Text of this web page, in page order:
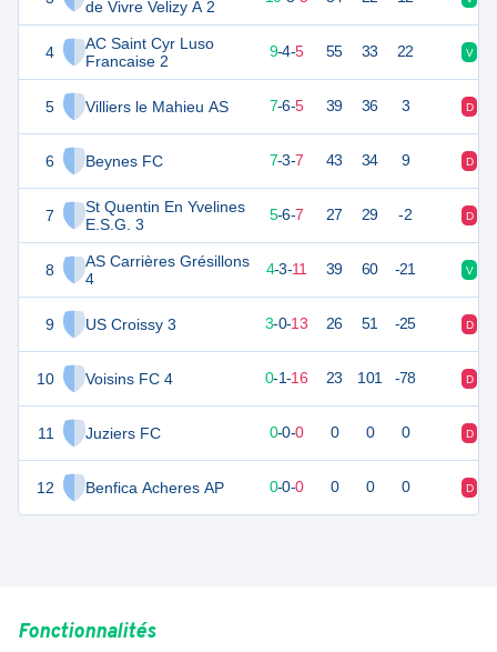
de Vivre Velizy A 2
4
AC Saint Cyr Luso
Francaise 2
5 Villiers le Mahieu AS
6 Beynes FC
7
St Quentin En Yvelines
E.S.G. 3
8
AS Carrières Grésillons
4
9 US Croissy 3
10 Voisins FC 4
11 Juziers FC
12 Benfica Acheres AP
31 9-4-5 55 33 22 V
27 7-6-5 39 36 3 D
7-3-7 43 34 9 D
21 18 5-6-7 27 29 -2 D
15 18 4-3-11 39 60 -21 V
3-0-13 26 51 -25 D
0-1-16 23 101 -78 D
0-0-0 0 0 0 D
0 0-0-0 0 0 0 D
Fonctionnalités